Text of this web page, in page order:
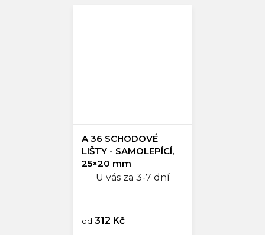
A 36 SCHODOVÉ
LIŠTY - SAMOLEPÍCÍ,
25×20 mm
U vás za 3-7 dní
od 312 Kč